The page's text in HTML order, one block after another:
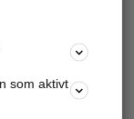
som aktivt